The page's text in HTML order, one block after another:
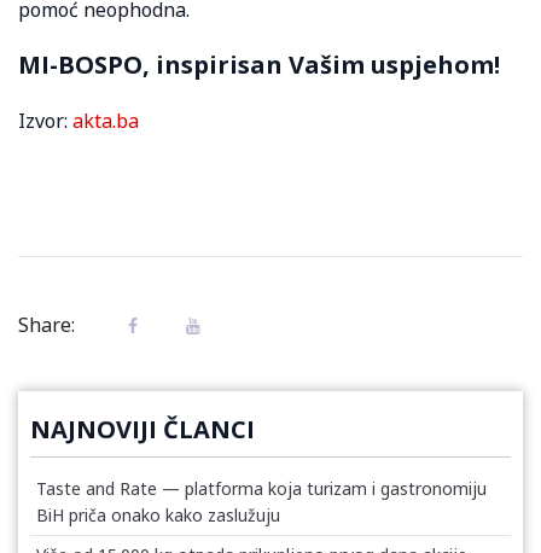
pomoć neophodna.
MI-BOSPO, inspirisan Vašim uspjehom!
Izvor: akta.ba
Share:
NAJNOVIJI ČLANCI
Taste and Rate — platforma koja turizam i gastronomiju
BiH priča onako kako zaslužuju